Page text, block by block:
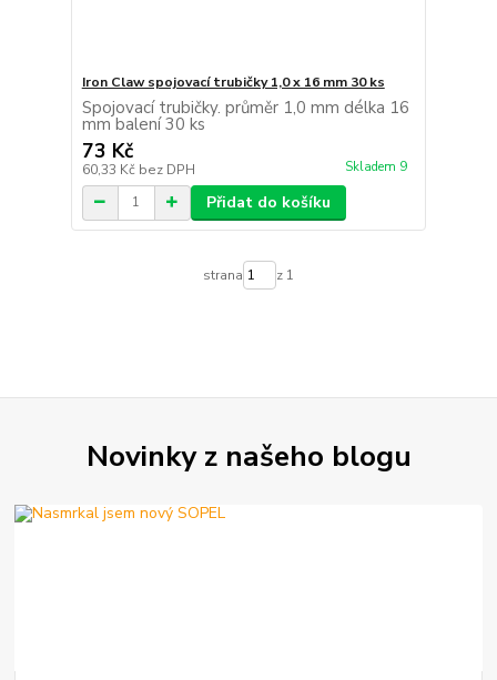
Iron Claw spojovací trubičky 1,0 x 16 mm 30 ks
Spojovací trubičky. průměr 1,0 mm délka 16
mm balení 30 ks
73 Kč
60,33 Kč bez DPH Skladem 9
Přidat do košíku
strana z 1
Novinky z našeho blogu